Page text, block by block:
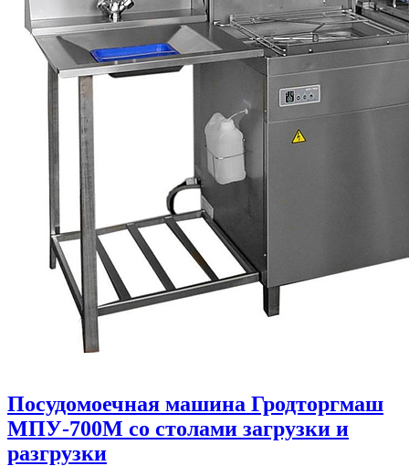
Посудомоечная машина Гродторгмаш
МПУ-700М со столами загрузки и
разгрузки